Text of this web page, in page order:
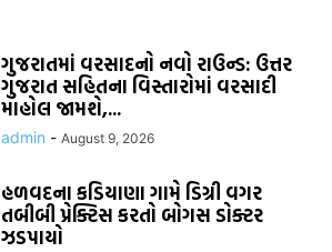
ગુજરાતમાં વરસાદનો નવો રાઉન્ડ: ઉત્તર
ગુજરાત સહિતના વિસ્તારોમાં વરસાદી
માહોલ જામશે,...
admin - August 9, 2026
હળવદના કડિયાણા ગામે ડિગ્રી વગર
તબીબી પ્રેક્ટિસ કરતો બોગસ ડોક્ટર
ઝડપાયો